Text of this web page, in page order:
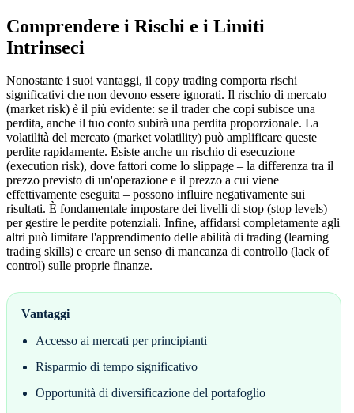
Comprendere i Rischi e i Limiti
Intrinseci
Nonostante i suoi vantaggi, il copy trading comporta rischi
significativi che non devono essere ignorati. Il rischio di mercato
(market risk) è il più evidente: se il trader che copi subisce una
perdita, anche il tuo conto subirà una perdita proporzionale. La
volatilità del mercato (market volatility) può amplificare queste
perdite rapidamente. Esiste anche un rischio di esecuzione
(execution risk), dove fattori come lo slippage – la differenza tra il
prezzo previsto di un'operazione e il prezzo a cui viene
effettivamente eseguita – possono influire negativamente sui
risultati. È fondamentale impostare dei livelli di stop (stop levels)
per gestire le perdite potenziali. Infine, affidarsi completamente agli
altri può limitare l'apprendimento delle abilità di trading (learning
trading skills) e creare un senso di mancanza di controllo (lack of
control) sulle proprie finanze.
Vantaggi
Accesso ai mercati per principianti
Risparmio di tempo significativo
Opportunità di diversificazione del portafoglio